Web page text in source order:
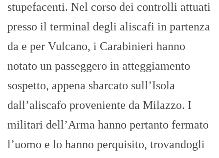
stupefacenti. Nel corso dei controlli attuati
presso il terminal degli aliscafi in partenza
da e per Vulcano, i Carabinieri hanno
notato un passeggero in atteggiamento
sospetto, appena sbarcato sull’Isola
dall’aliscafo proveniente da Milazzo. I
militari dell’Arma hanno pertanto fermato
l’uomo e lo hanno perquisito, trovandogli